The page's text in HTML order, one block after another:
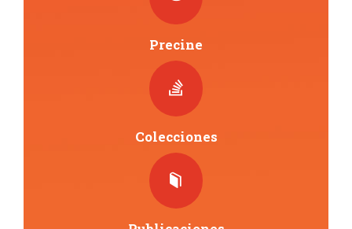
Precine
Colecciones